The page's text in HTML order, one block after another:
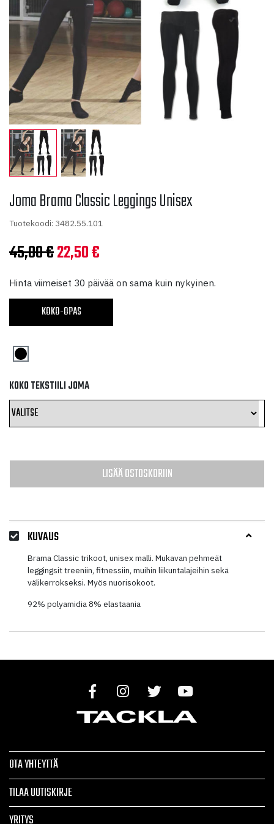
Joma Brama Classic Leggings Unisex
Tuotekoodi: 3482.55.101
45,00€Alkuperäinen
hinta
oli:
45,00 €.
22,50€
hinta
on:
22,50 €.
Hinta viimeiset 30 päivää on sama kuin nykyinen.
KOKO-OPAS
KOKO TEKSTIILI JOMA
LISÄÄ OSTOSKORIIN
KUVAUS
Brama Classic trikoot, unisex malli. Mukavan pehmeät
leggingsit treeniin, fitnessiin, muihin liikuntalajeihin sekä
välikerrokseksi. Myös nuorisokoot.
92% polyamidia 8% elastaania
OTA YHTEYTTÄ
TILAA UUTISKIRJE
YRITYS